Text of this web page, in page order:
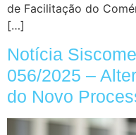
de Facilitação do
[…]
Notícia
056/2025 –
do Novo